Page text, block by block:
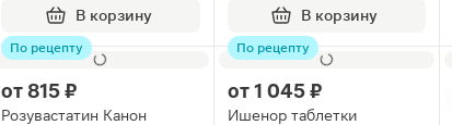
В корзину В корзину
По рецепту
от815 ₽
Розувастатин Канон
По рецепту
от1 045 ₽
Ишенор таблетки